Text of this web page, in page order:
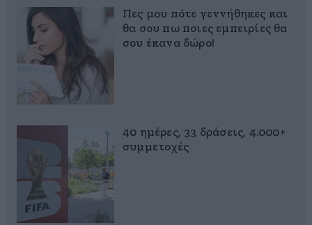
Πες μου πότε γεννήθηκες και
θα σου πω ποιες εμπειρίες θα
σου έκανα δώρο!
40 ημέρες, 33 δράσεις, 4.000+
συμμετοχές